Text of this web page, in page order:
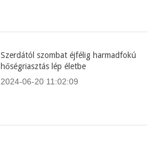
Szerdától szombat éjfélig harmadfokú
hőségriasztás lép életbe
2024-06-20 11:02:09